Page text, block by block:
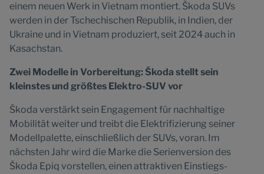
einem neuen Werk in Vietnam montiert. Škoda SUVs
werden in der Tschechischen Republik, in Indien, der
Ukraine und in Vietnam produziert, seit 2024 auch in
Kasachstan.
Zwei Modelle in Vorbereitung: Škoda stellt sein
kleinstes und größtes Elektro-SUV vor
Škoda verstärkt sein Engagement für nachhaltige
Mobilität weiter und treibt die Elektrifizierung seiner
Modellpalette, einschließlich der SUVs, voran. Im
nächsten Jahr wird die Marke die Serienversion des
Škoda Epiq vorstellen, einen attraktiven Einstiegs-